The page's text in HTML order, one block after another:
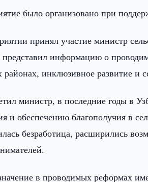
было организовано при
принял участие министр
информацию о
районах, инклюзивное развитие и
министр, в последние годы в
и обеспечению благополучия в
безработица, расширились
в проводимых реформах